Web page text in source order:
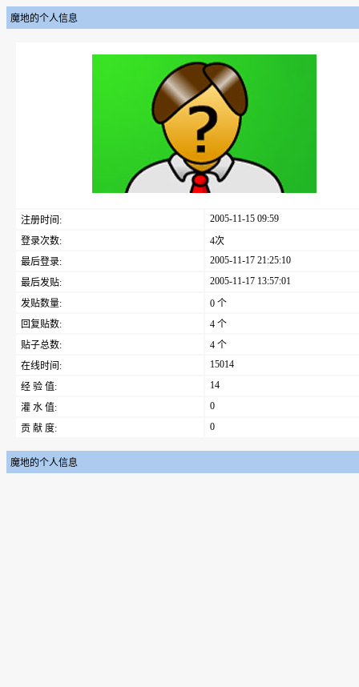
魔地的个人信息
注册时间:
2005-11-15 09:59
登录次数:
4次
最后登录:
2005-11-17 21:25:10
最后发贴:
2005-11-17 13:57:01
发贴数量:
0 个
回复贴数:
4 个
贴子总数:
4 个
在线时间:
15014
经 验 值:
14
灌 水 值:
0
贡 献 度:
0
魔地的个人信息